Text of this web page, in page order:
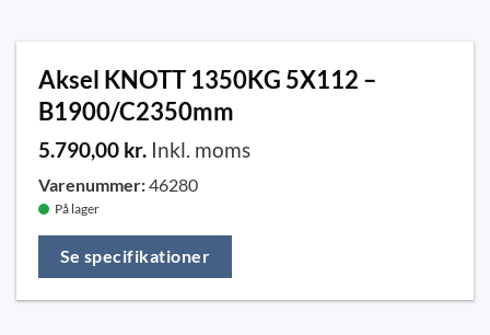
Aksel KNOTT 1350KG 5X112 –
B1900/C2350mm
5.790,00 kr. Inkl. moms
Varenummer:46280
På lager
Se specifikationer